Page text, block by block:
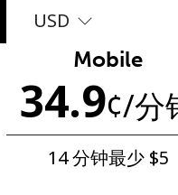
USD
Mobile
34.9¢/分
14 分钟最少 ⁦$5⁩